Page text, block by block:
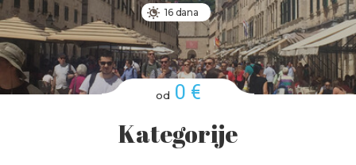
16 dana
od 0 €
Kategorije